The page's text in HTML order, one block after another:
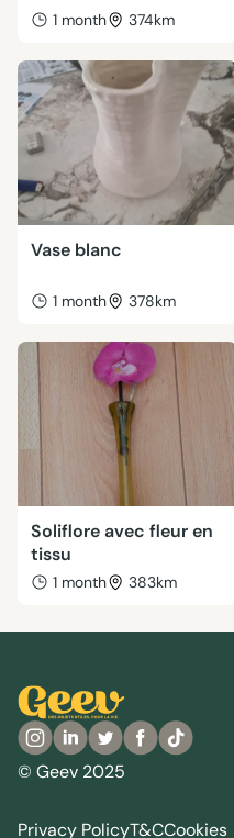
1 month 374km
Vase blanc
1 month 378km
Soliflore avec fleur en
tissu
1 month 383km
© Geev 2025
Privacy PolicyT&CCookies